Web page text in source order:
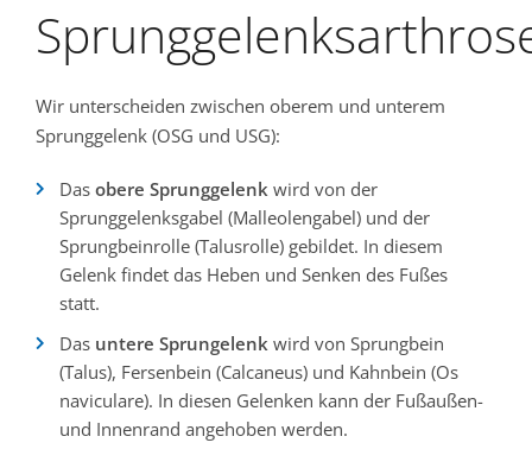
Wir unterscheiden zwischen oberem und unterem
Sprunggelenk (OSG und USG):
Das obere Sprunggelenk wird von der
Sprunggelenksgabel (Malleolengabel) und der
Sprungbeinrolle (Talusrolle) gebildet. In diesem
Gelenk findet das Heben und Senken des Fußes
statt.
Das untere Sprungelenk wird von Sprungbein
(Talus), Fersenbein (Calcaneus) und Kahnbein (Os
naviculare). In diesen Gelenken kann der Fußaußen-
und Innenrand angehoben werden.